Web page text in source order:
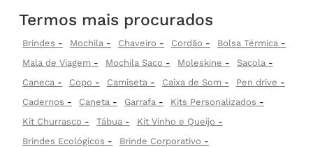
Termos mais procurados
Brindes Mochila Chaveiro Cordão
Bolsa Térmica
Mala de Viagem
Mochila Saco Moleskine
Sacola
Caneca
Copo Camiseta Caixa de Som
Pen drive
Cadernos
Caneta Garrafa
Kits Personalizados
Kit Churrasco
Tábua
Kit Vinho e Queijo
Brindes Ecológicos
Brinde Corporativo